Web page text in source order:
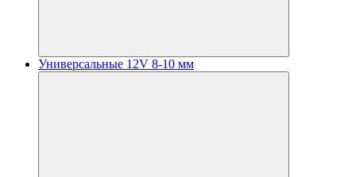
Универсальные 12V 8-10 мм